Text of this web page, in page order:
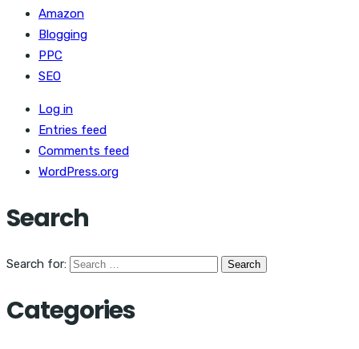
Amazon
Blogging
PPC
SEO
Log in
Entries feed
Comments feed
WordPress.org
Search
Search for:
Categories